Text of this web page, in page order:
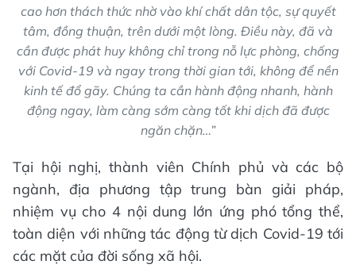
cao hơn thách thức nhờ vào khí chất dân tộc, sự quyết
tâm, đồng thuận, trên dưới một lòng. Điều này, đã và
cần được phát huy không chỉ trong nỗ lực phòng, chống
với Covid-19 và ngay trong thời gian tới, không để nền
kinh tế đổ gãy. Chúng ta cần hành động nhanh, hành
động ngay, làm càng sớm càng tốt khi dịch đã được
ngăn chặn…”
Tại hội nghị, thành viên Chính phủ và các bộ
ngành, địa phương tập trung bàn giải pháp,
nhiệm vụ cho 4 nội dung lớn ứng phó tổng thể,
toàn diện với những tác động từ dịch Covid-19 tới
các mặt của đời sống xã hội.